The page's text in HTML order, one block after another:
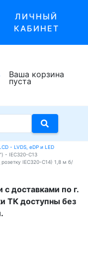
ЛИЧНЫЙ
КАБИНЕТ
Ваша корзина
пуста
- LVDS, eDP и LED
- IEC320-C13
IEC320-C14) 1,8 м б/
доставками по г.
ТК доступны без